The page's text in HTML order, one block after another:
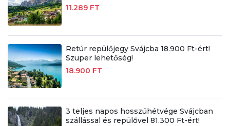
11.289 FT
Retúr repülőjegy Svájcba 18.900 Ft-ért!
Szuper lehetőség!
18.900 FT
3 teljes napos hosszúhétvége Svájcban
szállással és repülővel 81.300 Ft-ért!